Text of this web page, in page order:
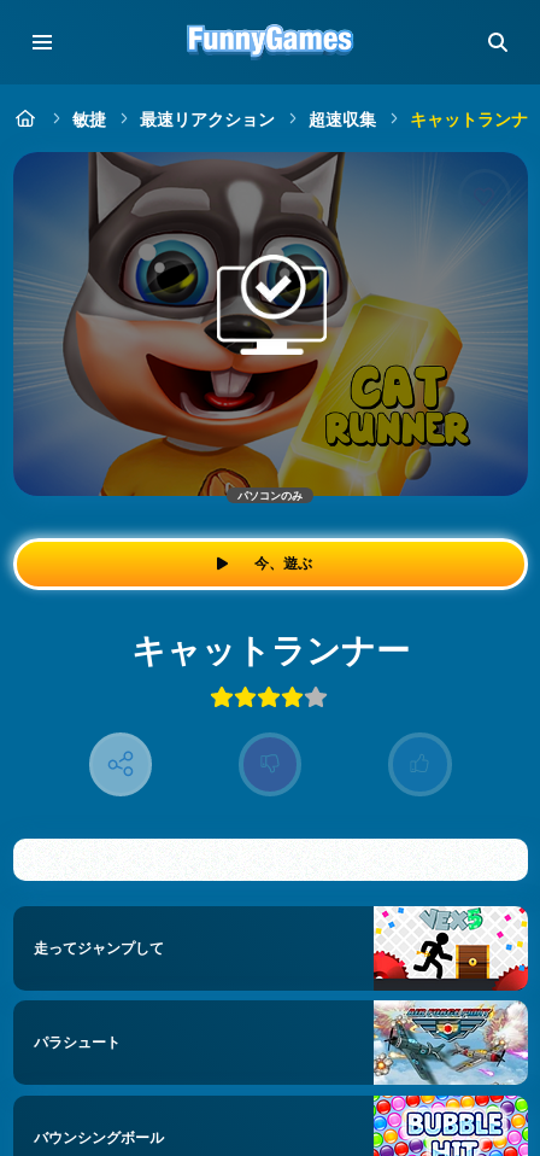
敏捷 最速リアクション 超速収集 キャットランナ
パソコンのみ
今、遊ぶ
キャットランナー
走ってジャンプして
パラシュート
バウンシングボール